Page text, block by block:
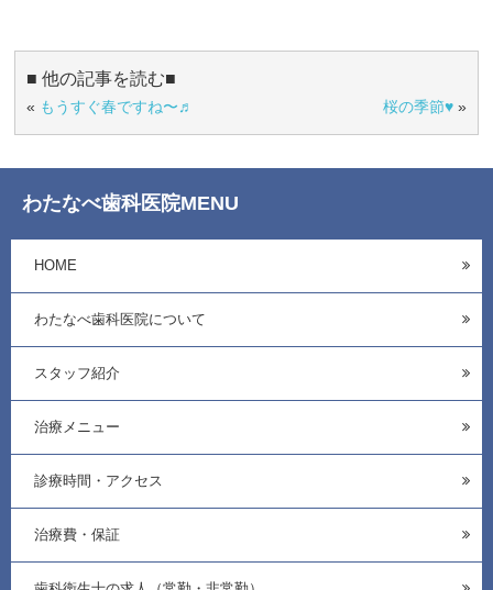
■ 他の記事を読む■
« もうすぐ春ですね〜♬ 桜の季節♥»
わたなべ歯科医院MENU
HOME
わたなべ歯科医院について
スタッフ紹介
治療メニュー
診療時間・アクセス
治療費・保証